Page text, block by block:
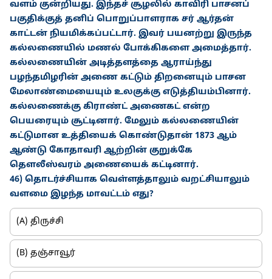
வளம் குன்றியது. இந்தச் சூழலில் காவிரி பாசனப்
பகுதிக்குத் தனிப் பொறுப்பாளராக சர் ஆர்தன்
காட்டன் நியமிக்கப்பட்டார். இவர் பயனற்று இருந்த
கல்லணையில் மணல் போக்கிகளை அமைத்தார்.
கல்லணையின் அடித்தளத்தை ஆராய்ந்து
பழந்தமிழரின் அணை கட்டும் திறனையும் பாசன
மேலாண்மையையும் உலகுக்கு எடுத்தியம்பினார்.
கல்லணைக்கு கிராண்ட் அணைகட் என்ற
பெயரையும் சூட்டினார். மேலும் கல்லணையின்
கட்டுமான உத்தியைக் கொண்டுதான் 1873 ஆம்
ஆண்டு கோதாவரி ஆற்றின் குறுக்கே
தௌலீஸ்வரம் அணையைக் கட்டினார்.
46) தொடர்ச்சியாக வெள்ளத்தாலும் வறட்சியாலும்
வளமை இழந்த மாவட்டம் எது?
(A) திருச்சி
(B) தஞ்சாவூர்